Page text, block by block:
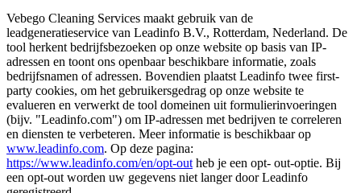
Vebego Cleaning Services maakt gebruik van de
leadgeneratieservice van Leadinfo B.V., Rotterdam, Nederland. De
tool herkent bedrijfsbezoeken op onze website op basis van IP-
adressen en toont ons openbaar beschikbare informatie, zoals
bedrijfsnamen of adressen. Bovendien plaatst Leadinfo twee first-
party cookies, om het gebruikersgedrag op onze website te
evalueren en verwerkt de tool domeinen uit formulierinvoeringen
(bijv. "Leadinfo.com") om IP-adressen met bedrijven te correleren
en diensten te verbeteren. Meer informatie is beschikbaar op
www.leadinfo.com. Op deze pagina:
https://www.leadinfo.com/en/opt-out heb je een opt- out-optie. Bij
een opt-out worden uw gegevens niet langer door Leadinfo